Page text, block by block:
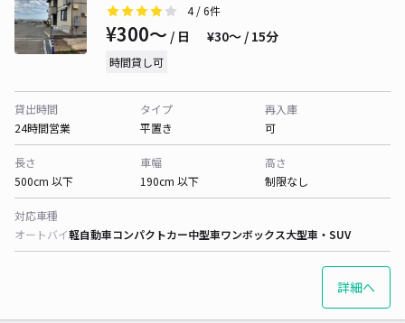
4/ 6件
¥300〜 / 日 ¥30〜 / 15分
時間貸し可
貸出時間
24時間営業
タイプ
平置き
再入庫
可
長さ
500cm 以下
車幅
190cm 以下
高さ
制限なし
対応車種
オートバイ軽自動車コンパクトカー中型車ワンボックス大型車・SUV
詳細へ